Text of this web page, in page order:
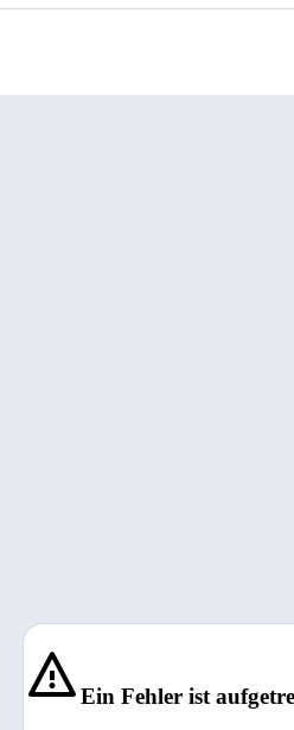
Ein Fehler ist